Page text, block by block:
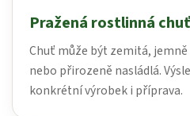
Pražená rostlinná chuť
Chuť může být zemitá,
nebo přirozeně nasládlá.
konkrétní výrobek i příprava.